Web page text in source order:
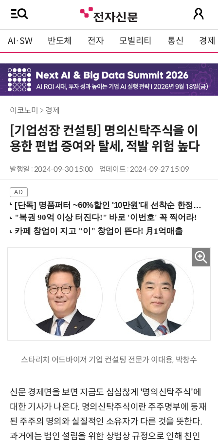
AI·SW 반도체 전자 모빌리티 통신 경제
이코노미 > 경제
[기업성장 컨설팅] 명의신탁주식을 이
용한 편법 증여와 탈세, 적발 위험 높다
발행일 : 2024-09-30 15:00 업데이트 : 2024-09-27 15:09
[단독] 명품퍼터 ~60%할인 '10만원'대 선착순 한정판매!
스타리치 어드바이져 기업 컨설팅 전문가 이대용, 박창수
신문 경제면을 보면 지금도 심심찮게 '명의신탁주식'에
대한 기사가 나온다. 명의신탁주식이란 주주명부에 등재
된 주주의 명의와 실질적인 소유자가 다른 것을 뜻한다.
과거에는 법인 설립을 위한 상법상 규정으로 인해 친인